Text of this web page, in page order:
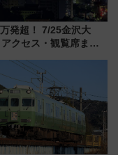
発超！ 7/25金沢大
クセス・観覧席まと